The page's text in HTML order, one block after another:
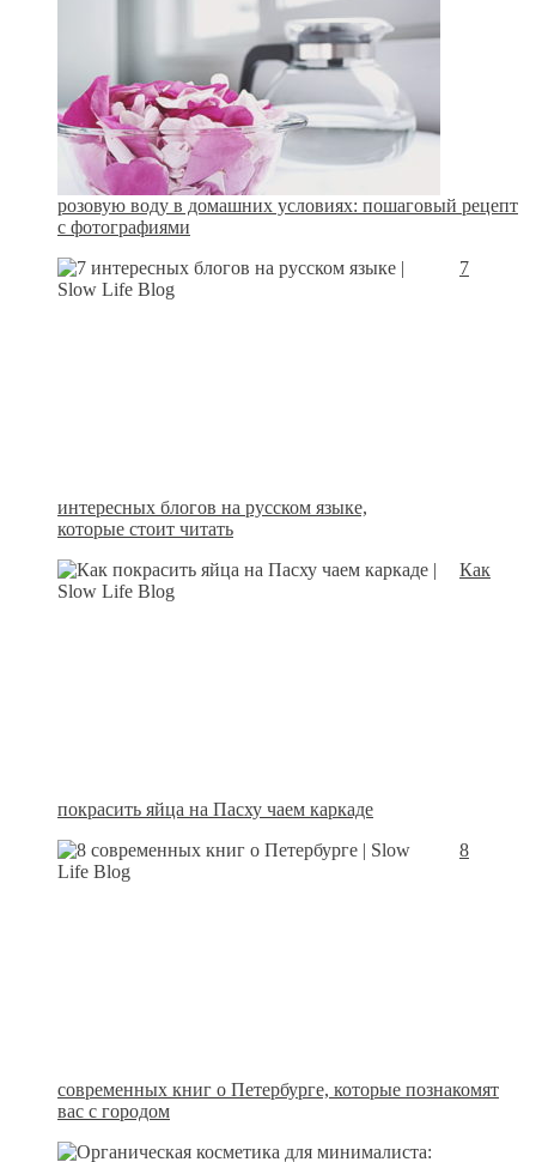
розовую воду в домашних условиях: пошаговый рецепт
с фотографиями
7
интересных блогов на русском языке,
которые стоит читать
Как
покрасить яйца на Пасху чаем каркаде
8
современных книг о Петербурге, которые познакомят
вас с городом